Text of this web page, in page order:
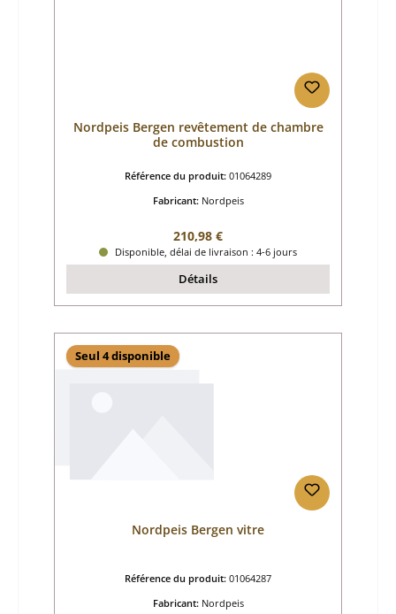
Nordpeis Bergen revêtement de chambre
de combustion
Référence du produit: 01064289
Fabricant: Nordpeis
Prix régulier :
210,98 €
Disponible, délai de livraison : 4-6 jours
Détails
Seul 4 disponible
Nordpeis Bergen vitre
Référence du produit: 01064287
Fabricant: Nordpeis